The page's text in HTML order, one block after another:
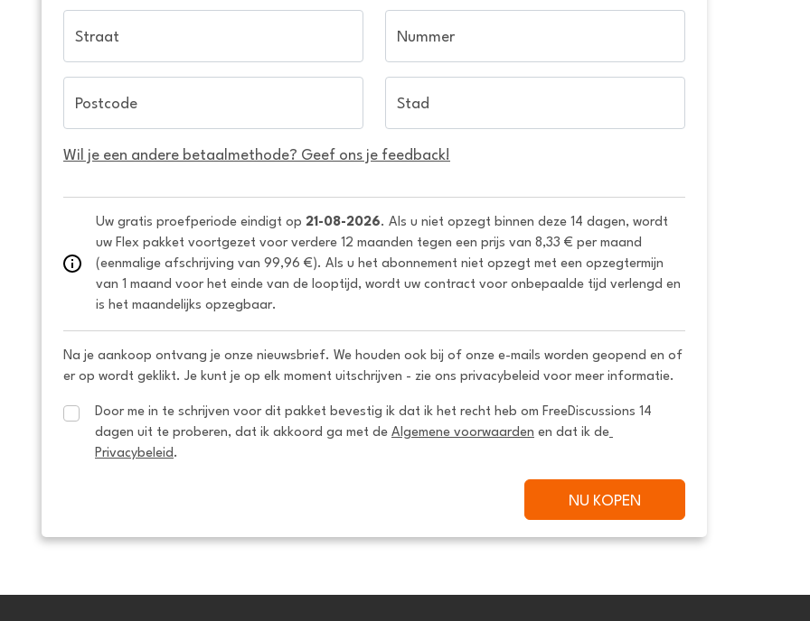
Straat Nummer
Postcode Stad
Wil je een andere betaalmethode? Geef ons je feedback!
Uw gratis proefperiode eindigt op 21-08-2026. Als u niet opzegt binnen deze 14 dagen, wordt
uw Flex pakket voortgezet voor verdere 12 maanden tegen een prijs van 8,33 € per maand
(eenmalige afschrijving van 99,96 €). Als u het abonnement niet opzegt met een opzegtermijn
van 1 maand voor het einde van de looptijd, wordt uw contract voor onbepaalde tijd verlengd en
is het maandelijks opzegbaar.
Na je aankoop ontvang je onze nieuwsbrief. We houden ook bij of onze e-mails worden geopend en of
er op wordt geklikt. Je kunt je op elk moment uitschrijven - zie ons privacybeleid voor meer informatie.
Door me in te schrijven voor dit pakket bevestig ik dat ik het recht heb om FreeDiscussions 14
dagen uit te proberen, dat ik akkoord ga met de Algemene voorwaarden en dat ik de
Privacybeleid .
NU KOPEN